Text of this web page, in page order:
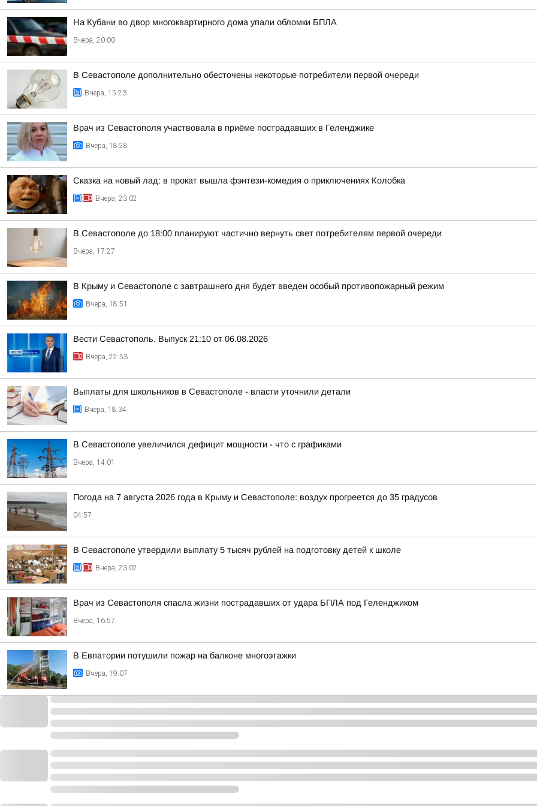
На Кубани во двор многоквартирного дома упали обломки БПЛА
Вчера, 20:00
В Севастополе дополнительно обесточены некоторые потребители первой очереди
Вчера, 15:23
Врач из Севастополя участвовала в приёме пострадавших в Геленджике
Вчера, 18:28
Сказка на новый лад: в прокат вышла фэнтези-комедия о приключениях Колобка
Вчера, 23:02
В Севастополе до 18:00 планируют частично вернуть свет потребителям первой очереди
Вчера, 17:27
В Крыму и Севастополе с завтрашнего дня будет введен особый противопожарный режим
Вчера, 18:51
Вести Севастополь. Выпуск 21:10 от 06.08.2026
Вчера, 22:53
Выплаты для школьников в Севастополе - власти уточнили детали
Вчера, 18:34
В Севастополе увеличился дефицит мощности - что с графиками
Вчера, 14:01
Погода на 7 августа 2026 года в Крыму и Севастополе: воздух прогреется до 35 градусов
04:57
В Севастополе утвердили выплату 5 тысяч рублей на подготовку детей к школе
Вчера, 23:02
Врач из Севастополя спасла жизни пострадавших от удара БПЛА под Геленджиком
Вчера, 16:57
В Евпатории потушили пожар на балконе многоэтажки
Вчера, 19:07